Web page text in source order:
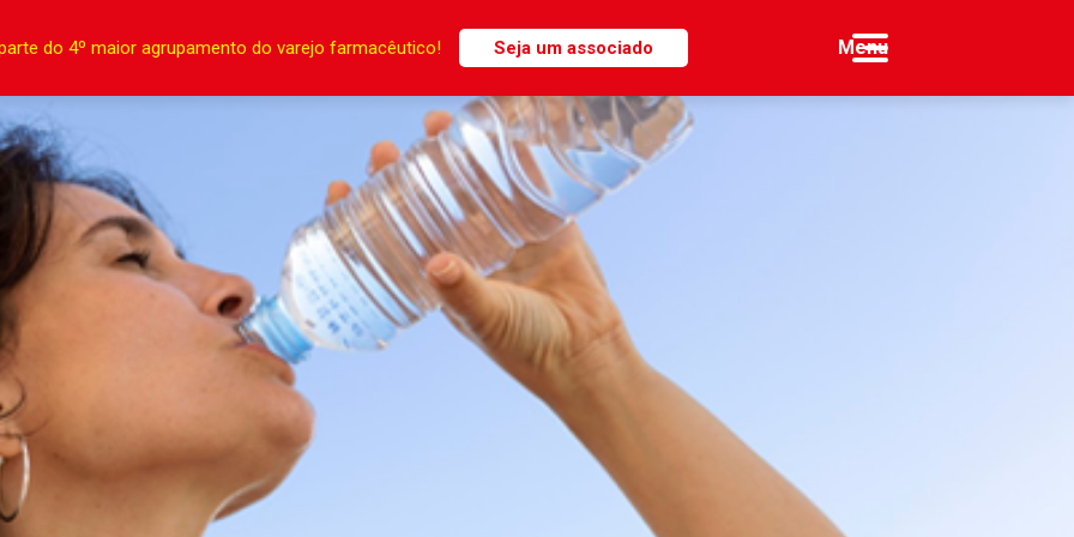
do 4º maior agrupamento do varejo farmacêutico! Seja um associado